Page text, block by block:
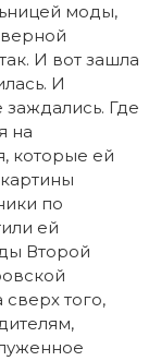
моды,
И вот зашла
И
Где
на
которые ей
по
ей
Второй
сверх того,